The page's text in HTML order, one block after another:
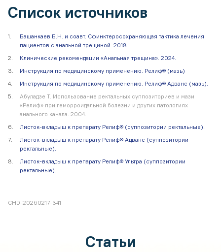
Список источников
Башанкаев Б.Н. и соавт. Сфинктеросохраняющая тактика лечения
пациентов с анальной трещиной. 2018.
Клинические рекомендации «Анальная трещина». 2024.
Инструкция по медицинскому применению. Релиф® (мазь)
Инструкция по медицинскому применению. Релиф® Адванс (мазь).
Абуладзе Т. Использование ректальных суппозиториев и мази
«Релиф» при геморроидальной болезни и других патологиях
анального канала. 2004.
Листок-вкладыш к препарату Релиф® (суппозитории ректальные).
Листок-вкладыш к препарату Релиф® Адванс (суппозитории
ректальные).
Листок-вкладыш к препарату Релиф® Ультра (суппозитории
ректальные).
CHD-20260217-341
Статьи